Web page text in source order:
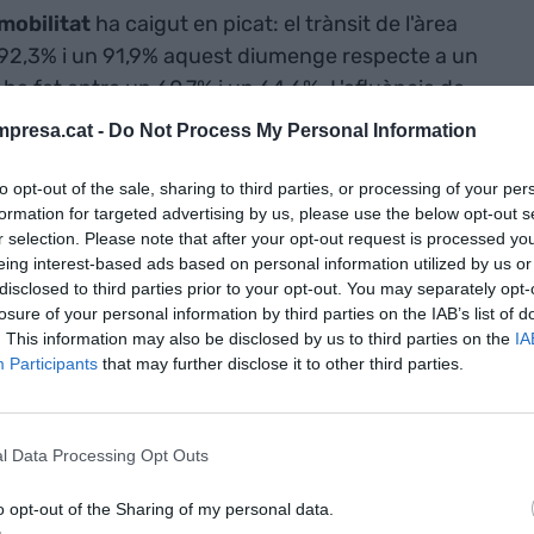
- Do Not Process My Personal Information
opt-out of the sale, sharing to third parties, or processing of your
for targeted advertising by us, please use the below opt-out
selection. Please note that after your opt-out request is processed
interest-based ads based on personal information utilized by us
to third parties prior to your opt-out. You may separately
of your personal information by third parties on the IAB’s list of
This information may also be disclosed by us to third parties on the
Participants that may further disclose it to other third parties.
Data Processing Opt Outs
opt-out of the Sharing of my personal data.
ha caigut en picat: el trànsit de l'àrea
i un 91,9% aquest diumenge respecte a un
fet entre un 60,7% i un 64,6%. L'afluència de
en el primer dia laborable de la segona
registrat un 79% menys de passatgers
colpidor. El trànsit diari en vehicle privat per
caigut una mitjana d'un 71%, tenint en compte
durant el cap de setmana, que és quan
fan festa. El metro ha registrat un 88%
els autobusos i un 95% els taxis. El TRAM,
d'entre el 85% i el 90%. Només TMB estima
de bitllets habituals, xifra que representa
normal.